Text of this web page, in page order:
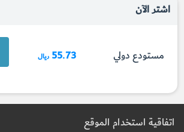
اشتر الآن
مستودع دولي 55.73 ريال
اتفاقية استخدام الموقع